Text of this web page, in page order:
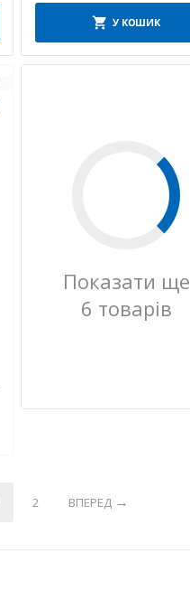
У КОШИК
Показати ще
6 товарів
2 ВПЕРЕД